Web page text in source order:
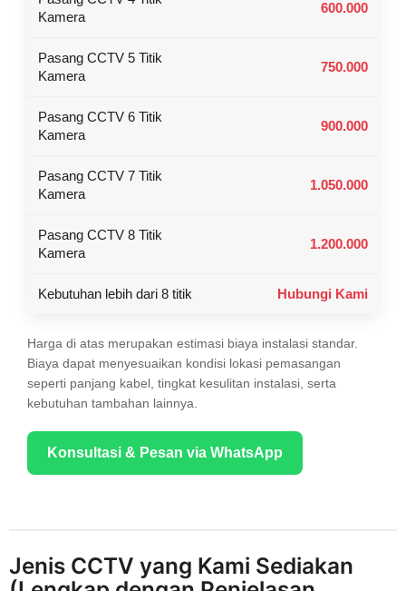
Kamera
600.000
Pasang CCTV 5 Titik
Kamera
750.000
Pasang CCTV 6 Titik
Kamera
900.000
Pasang CCTV 7 Titik
Kamera
1.050.000
Pasang CCTV 8 Titik
Kamera
1.200.000
Kebutuhan lebih dari 8 titik Hubungi Kami
Harga di atas merupakan estimasi biaya instalasi standar.
Biaya dapat menyesuaikan kondisi lokasi pemasangan
seperti panjang kabel, tingkat kesulitan instalasi, serta
kebutuhan tambahan lainnya.
Konsultasi & Pesan via WhatsApp
Jenis CCTV yang Kami Sediakan